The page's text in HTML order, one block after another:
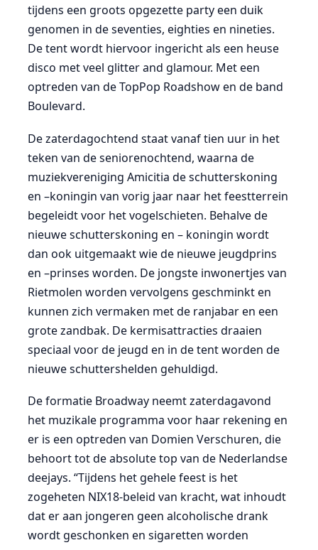
tijdens een groots opgezette party een duik
genomen in de seventies, eighties en nineties.
De tent wordt hiervoor ingericht als een heuse
disco met veel glitter and glamour. Met een
optreden van de TopPop Roadshow en de band
Boulevard.
De zaterdagochtend staat vanaf tien uur in het
teken van de seniorenochtend, waarna de
muziekvereniging Amicitia de schutterskoning
en –koningin van vorig jaar naar het feestterrein
begeleidt voor het vogelschieten. Behalve de
nieuwe schutterskoning en – koningin wordt
dan ook uitgemaakt wie de nieuwe jeugdprins
en –prinses worden. De jongste inwonertjes van
Rietmolen worden vervolgens geschminkt en
kunnen zich vermaken met de ranjabar en een
grote zandbak. De kermisattracties draaien
speciaal voor de jeugd en in de tent worden de
nieuwe schuttershelden gehuldigd.
De formatie Broadway neemt zaterdagavond
het muzikale programma voor haar rekening en
er is een optreden van Domien Verschuren, die
behoort tot de absolute top van de Nederlandse
deejays. “Tijdens het gehele feest is het
zogeheten NIX18-beleid van kracht, wat inhoudt
dat er aan jongeren geen alcoholische drank
wordt geschonken en sigaretten worden